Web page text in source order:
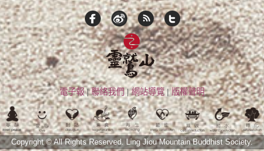
電子報|聯絡我們|網站導覽|版權聲明
Copyright © All Rights Reserved. Ling Jiou Mountain Buddhist Society.